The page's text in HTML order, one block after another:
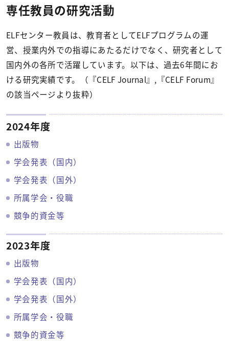
専任教員の研究活動
ELFセンター教員は、教育者としてELFプログラムの運
営、授業内外での指導にあたるだけでなく、研究者として
国内外の各所で活躍しています。以下は、過去6年間にお
ける研究実績です。（『CELF Journal』,『CELF Forum』
の該当ページより抜粋）
2024年度
出版物
学会発表（国内）
学会発表（国外）
所属学会・役職
競争的資金等
2023年度
出版物
学会発表（国内）
学会発表（国外）
所属学会・役職
競争的資金等